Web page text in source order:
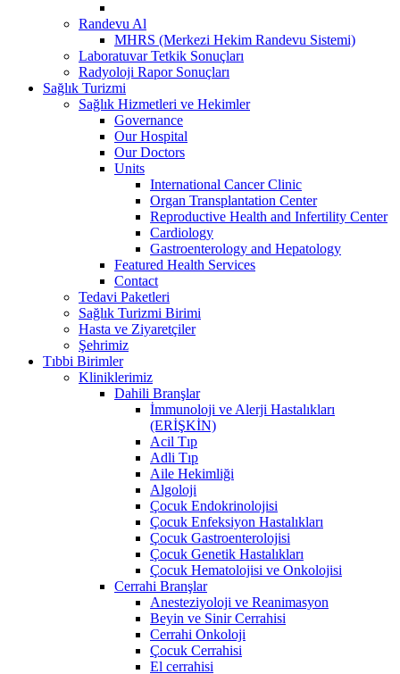
Randevu Al
MHRS (Merkezi Hekim Randevu Sistemi)
Laboratuvar Tetkik Sonuçları
Radyoloji Rapor Sonuçları
Sağlık Turizmi
Sağlık Hizmetleri ve Hekimler
Governance
Our Hospital
Our Doctors
Units
International Cancer Clinic
Organ Transplantation Center
Reproductive Health and Infertility Center
Cardiology
Gastroenterology and Hepatology
Featured Health Services
Contact
Tedavi Paketleri
Sağlık Turizmi Birimi
Hasta ve Ziyaretçiler
Şehrimiz
Tıbbi Birimler
Kliniklerimiz
Dahili Branşlar
İmmunoloji ve Alerji Hastalıkları
(ERİŞKİN)
Acil Tıp
Adli Tıp
Aile Hekimliği
Algoloji
Çocuk Endokrinolojisi
Çocuk Enfeksiyon Hastalıkları
Çocuk Gastroenterolojisi
Çocuk Genetik Hastalıkları
Çocuk Hematolojisi ve Onkolojisi
Cerrahi Branşlar
Anesteziyoloji ve Reanimasyon
Beyin ve Sinir Cerrahisi
Cerrahi Onkoloji
Çocuk Cerrahisi
El cerrahisi